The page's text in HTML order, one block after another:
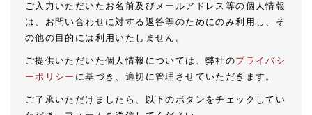
ご入力いただいたお名前及びメールアドレス等の個人情報
は、お問い合わせに対する返答等のためにのみ利用し、そ
の他の目的には利用いたしません。
ご提供いただいた個人情報については、弊社のプライバシ
ーポリシー に基づき、適切に管理させていただきます。
ご了承いただけましたら、以下のボタンをチェックしてい